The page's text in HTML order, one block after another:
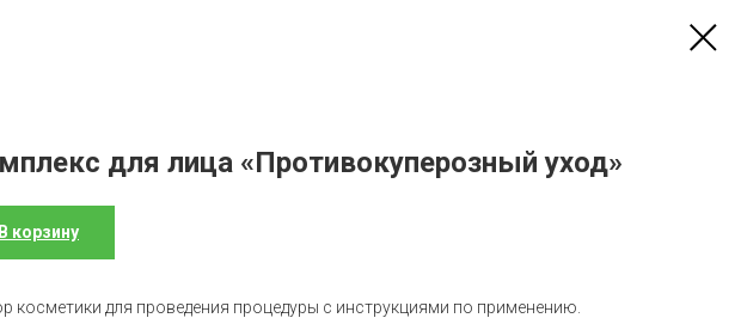
для лица «Противокуперозный уход»
В корзину
косметики для проведения процедуры с инструкциями по применению.